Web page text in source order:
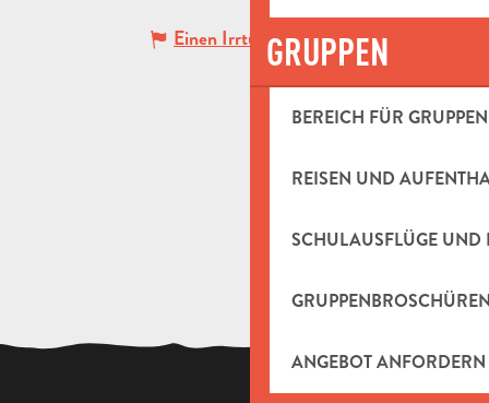
GRUPPEN
BEREICH FÜR GRUPPEN
REISEN UND
SCHULAUSFLÜGE UND
ANGEBOT ANFORDERN
Einen Irrtum angeben